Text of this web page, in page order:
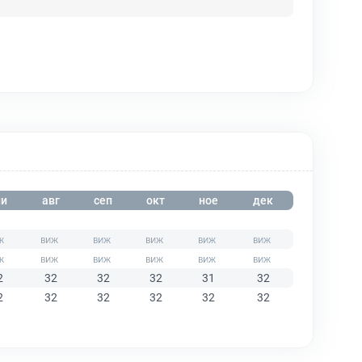
авг сеп окт ное дек
32 32 32 31
32
32 32 32 32 32